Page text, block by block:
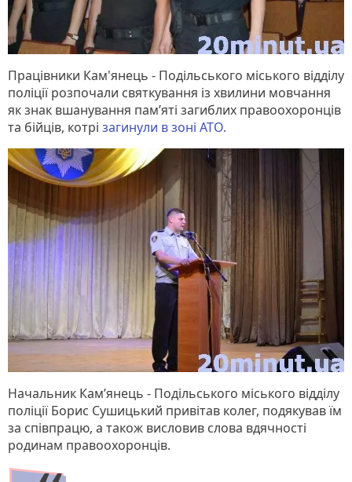
Працівники Кам'янець - Подільського міського відділу
поліції розпочали святкування із хвилини мовчання
як знак вшанування пам’яті загиблих правоохоронців
та бійців, котрі загинули в зоні АТО.
Начальник Кам’янець - Подільського міського відділу
поліції Борис Сушицький привітав колег, подякував їм
за співпрацю, а також висловив слова вдячності
родинам правоохоронців.